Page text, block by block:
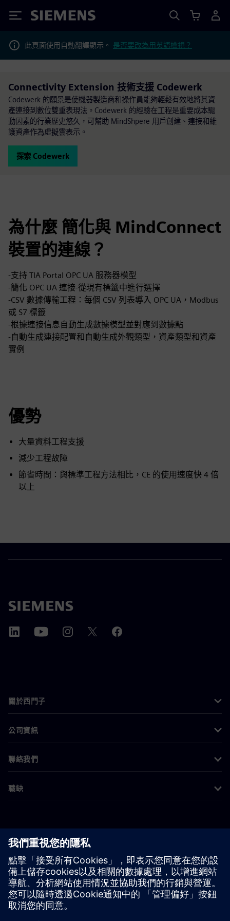
Siemens
此頁面使用自動翻譯顯示。 是否要改為用英語檢視？
Connectivity Extension 技術支援 Codewerk
Codewerk 的願景是使機器製造商和操作員能夠輕鬆有效地將其資
產連接到數位雙重表現法。Codewerk 的經驗在工程是重要成本驅
動因素的行業歷史悠久，可幫助 MindShpere 用戶創建、連接和維
護資產作為虛擬雲表示。
探索 Codewerk
為什麼 簡化與 MindConnect
裝置的連線？
-支持 TIA Portal OPC UA 服務器模型
-簡化 OPC UA 連接-從現有標籤中進行選擇
-CSV 數據傳輸工程：每個 CSV 列表導入 OPC UA，Modbus
或 S7 標籤
-根據連接信息自動生成數據模型並對應到數據點
-自動生成連接配置和自動生成外觀類型，資產類型和資產
實例
優勢
大量資料工程支援
減少工程故障
節省時間：與標準工程方法相比，CE 的使用速度快 4 倍
以上
關於西門子
公司資訊
聯絡我們
職缺
©Siemens2026
公司資訊
隱私權聲明
Cookie 通知